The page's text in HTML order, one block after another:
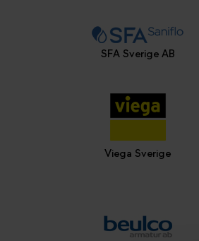
SFA Sverige AB
Viega Sverige